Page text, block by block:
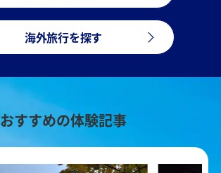
海外旅行を探す
おすすめの体験記事